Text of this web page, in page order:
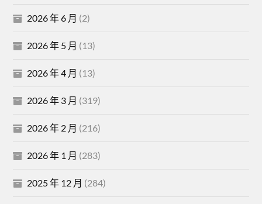
2026 年 6 月 (2)
2026 年 5 月 (13)
2026 年 4 月 (13)
2026 年 3 月 (319)
2026 年 2 月 (216)
2026 年 1 月 (283)
2025 年 12 月 (284)